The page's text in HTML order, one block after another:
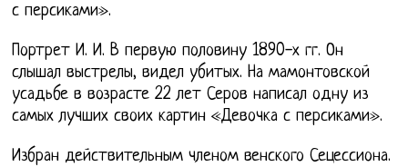
с персиками».
Портрет И. И. В первую половину 1890-х гг. Он
слышал выстрелы, видел убитых. На мамонтовской
усадьбе в возрасте 22 лет Серов написал одну из
самых лучших своих картин «Девочка с персиками».
Избран действительным членом венского Сецессиона.